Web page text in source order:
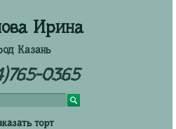
Ирина
Казань
0365
торт